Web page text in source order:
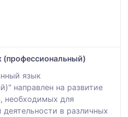
(профессиональный)
язык
направлен на развитие
необходимых для
в различных